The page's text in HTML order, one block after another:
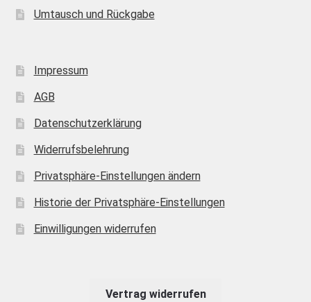
Umtausch und Rückgabe
Impressum
AGB
Datenschutzerklärung
Widerrufsbelehrung
Privatsphäre-Einstellungen ändern
Historie der Privatsphäre-Einstellungen
Einwilligungen widerrufen
Vertrag widerrufen